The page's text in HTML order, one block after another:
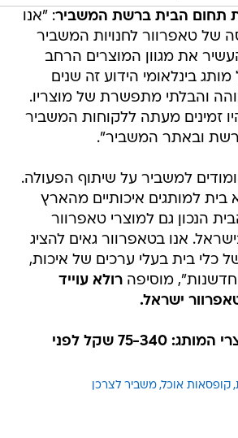
תחום הבית ברשת המשביר: "אנו
של טאפרוור לחנויות המשביר
את מגוון המוצרים הרחב
בינלאומי הידוע זה שנים
והבלתי מתפשרת של מוצריו.
זמינים מעתה ללקוחות המשביר
ובאתר המשביר".
למשביר על שיתוף הפעולה.
למותגים איכותיים מהארץ
הנכון גם למוצרי טאפרוור
אנו בטאפרוור גאים להציג
כלי בית בעלי ערכים של איכות,
וחדשנות", מוסיפהרולא עוייד
ישראל.
טווח מחירים למוצרי המותג: 75-340 שקל לפני
קופסאות אוכל משביר לצרכן